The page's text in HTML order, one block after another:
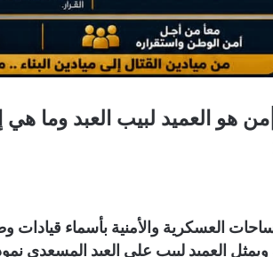
هو العميد لبيب العبد وما هي
العسكرية والأمنية بأسماء
العميد لبيب علي العبد المسعدي